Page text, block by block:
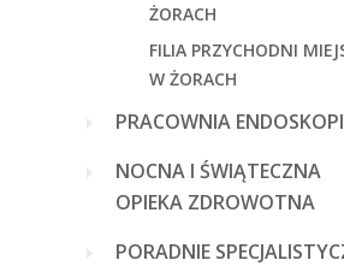
ŻORACH
FILIA PRZYCHODNI
W ŻORACH
PRACOWNIA
NOCNA I ŚWIĄTECZNA
OPIEKA ZDROWOTNA
PORADNIE